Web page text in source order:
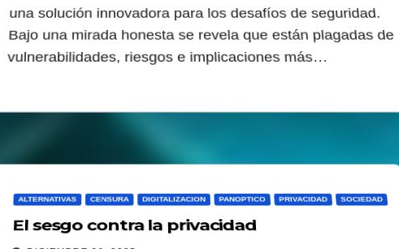
una solución innovadora para los desafíos de seguridad.
Bajo una mirada honesta se revela que están plagadas de
vulnerabilidades, riesgos e implicaciones más…
ALTERNATIVAS CENSURA DIGITALIZACION PANOPTICO PRIVACIDAD SOCIEDAD
El sesgo contra la privacidad